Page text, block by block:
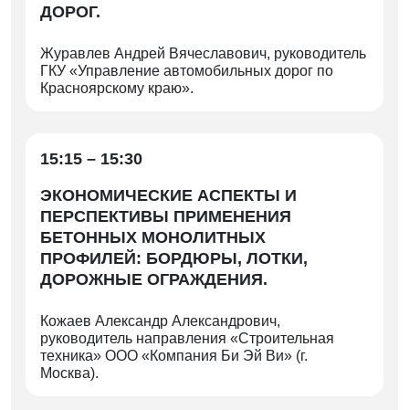
ДОРОГ.
Журавлев Андрей Вячеславович, руководитель
ГКУ «Управление автомобильных дорог по
Красноярскому краю».
15:15 – 15:30
ЭКОНОМИЧЕСКИЕ АСПЕКТЫ И
ПЕРСПЕКТИВЫ ПРИМЕНЕНИЯ
БЕТОННЫХ МОНОЛИТНЫХ
ПРОФИЛЕЙ: БОРДЮРЫ, ЛОТКИ,
ДОРОЖНЫЕ ОГРАЖДЕНИЯ.
Кожаев Александр Александрович,
руководитель направления «Строительная
техника» ООО «Компания Би Эй Ви» (г.
Москва).